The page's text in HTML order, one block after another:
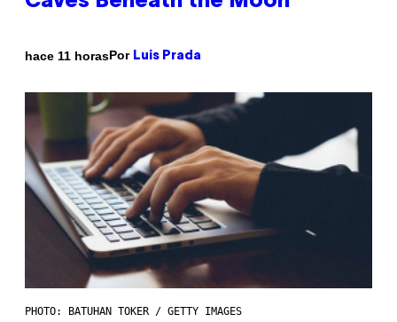
hace 11 horasPor Luis Prada
PHOTO: BATUHAN TOKER / GETTY IMAGES